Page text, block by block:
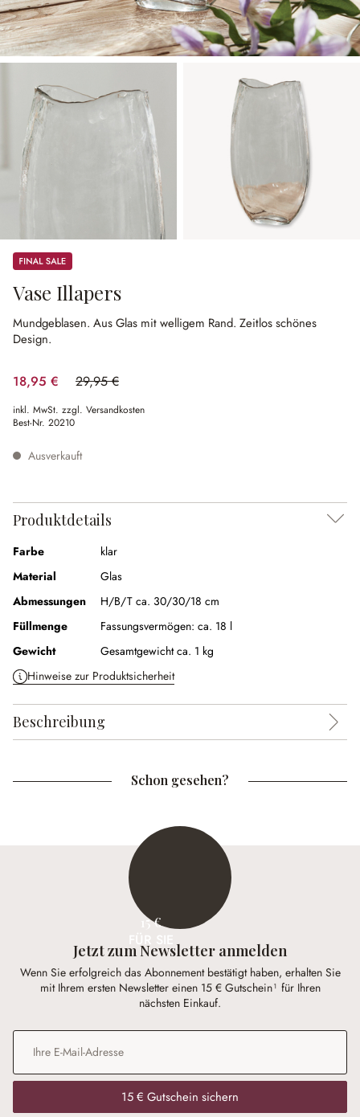
Sale
Vase Illapers
Mundgeblasen. Aus Glas mit welligem Rand. Zeitlos schönes
Design.
18,95 € 29,95 €
(36.73% gespart)
inkl. MwSt. zzgl. Versandkosten
Best-Nr. 20210
Ausverkauft
Produktdetails
Farbe
klar
Material
Glas
Abmessungen
H/B/T ca. 30/30/18 cm
Füllmenge
Fassungsvermögen: ca. 18 l
Gewicht
Gesamtgewicht ca. 1 kg
Hinweise zur Produktsicherheit
Beschreibung
Schon gesehen?
15 €
Jetzt zum Newsletter anmelden
Wenn Sie erfolgreich das Abonnement bestätigt haben, erhalten Sie
mit Ihrem ersten Newsletter einen 15 € Gutschein¹ für Ihren
nächsten Einkauf.
E-Mail-Adresse
15 € Gutschein sichern